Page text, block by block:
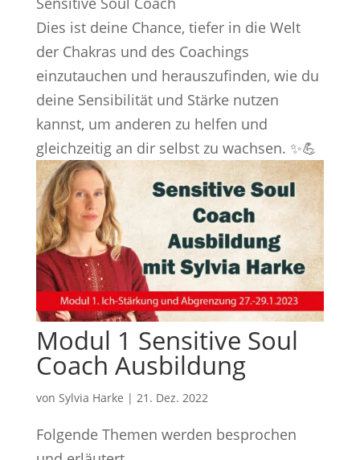
Dies ist deine Chance, tiefer in die Welt
der Chakras und des Coachings
einzutauchen und herauszufinden, wie du
deine Sensibilität und Stärke nutzen
kannst, um anderen zu helfen und
gleichzeitig an dir selbst zu wachsen. ✨💪
Modul 1 Sensitive Soul
Coach Ausbildung
von Sylvia Harke | 21. Dez. 2022
Folgende Themen werden besprochen